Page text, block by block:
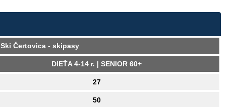
Ski Čertovica - skipasy
DIEŤA 4-14 r. | SENIOR 60+
27
50